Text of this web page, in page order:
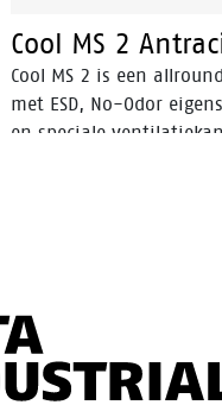
Cool MS 2
Cool MS 2 is een
met ESD, No-Odor
en speciale